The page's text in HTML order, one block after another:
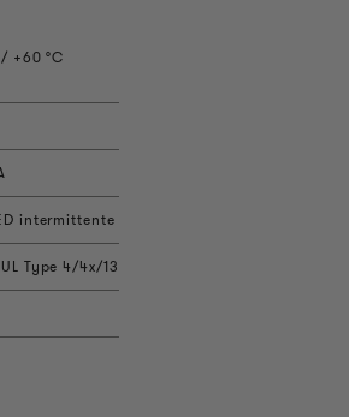
+60 °C
intermittente
Type 4/4x/13